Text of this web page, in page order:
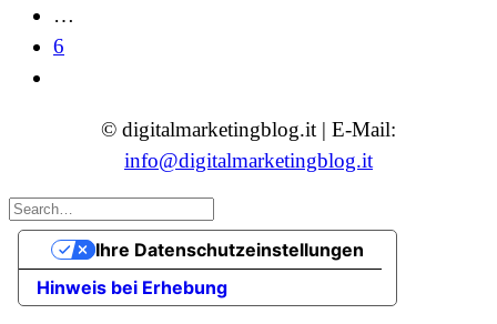
…
6
© digitalmarketingblog.it | E-Mail:
info@digitalmarketingblog.it
Hinweis bei Erhebung
Ihre Datenschutzeinstellungen